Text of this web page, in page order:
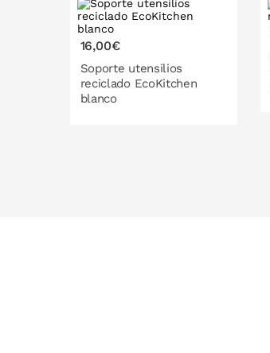
16,00€
Soporte utensilios
reciclado EcoKitchen
blanco